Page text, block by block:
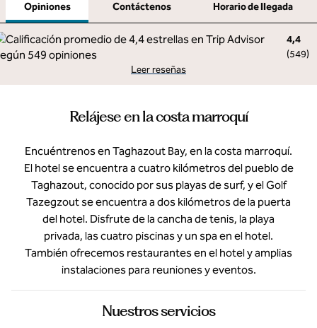
Opiniones Contáctenos
Horario de llegada
4,4
(549)
Leer reseñas
Relájese en la costa marroquí
Encuéntrenos en Taghazout Bay, en la costa marroquí.
El hotel se encuentra a cuatro kilómetros del pueblo de
Taghazout, conocido por sus playas de surf, y el Golf
Tazegzout se encuentra a dos kilómetros de la puerta
del hotel. Disfrute de la cancha de tenis, la playa
privada, las cuatro piscinas y un spa en el hotel.
También ofrecemos restaurantes en el hotel y amplias
instalaciones para reuniones y eventos.
Nuestros servicios